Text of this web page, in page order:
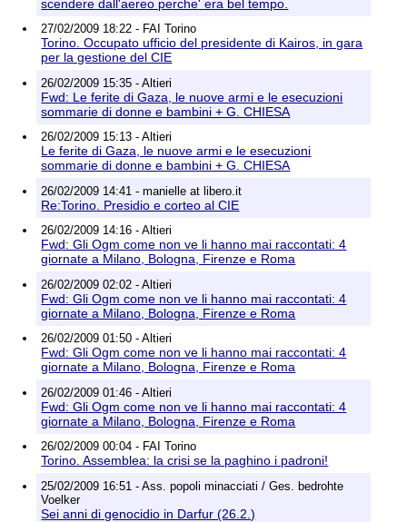
Richieste di rimozione
scendere dall'aereo perche' era bel tempo.
27/02/2009 18:22 - FAI Torino
Torino. Occupato ufficio del presidente di Kairos, in gara
per la gestione del CIE
26/02/2009 15:35 - Altieri
Fwd: Le ferite di Gaza, le nuove armi e le esecuzioni
sommarie di donne e bambini + G. CHIESA
26/02/2009 15:13 - Altieri
Le ferite di Gaza, le nuove armi e le esecuzioni
sommarie di donne e bambini + G. CHIESA
26/02/2009 14:41 - manielle at libero.it
Re:Torino. Presidio e corteo al CIE
26/02/2009 14:16 - Altieri
Fwd: Gli Ogm come non ve li hanno mai raccontati: 4
giornate a Milano, Bologna, Firenze e Roma
26/02/2009 02:02 - Altieri
Fwd: Gli Ogm come non ve li hanno mai raccontati: 4
giornate a Milano, Bologna, Firenze e Roma
26/02/2009 01:50 - Altieri
Fwd: Gli Ogm come non ve li hanno mai raccontati: 4
giornate a Milano, Bologna, Firenze e Roma
26/02/2009 01:46 - Altieri
Fwd: Gli Ogm come non ve li hanno mai raccontati: 4
giornate a Milano, Bologna, Firenze e Roma
26/02/2009 00:04 - FAI Torino
Torino. Assemblea: la crisi se la paghino i padroni!
25/02/2009 16:51 - Ass. popoli minacciati / Ges. bedrohte
Voelker
Sei anni di genocidio in Darfur (26.2.)